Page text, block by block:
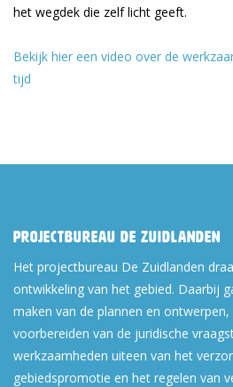
het wegdek die zelf licht geeft.
Bekijk hier een video over de
tijd
Projectbureau De Zuidlanden
Het projectbureau De Zuidlanden
ontwikkeling van het gebied. Daarbij
maken van de plannen en
voorbereiden van de juridische
werkzaamheden uiteen van het
gebiedspromotie en het regelen van